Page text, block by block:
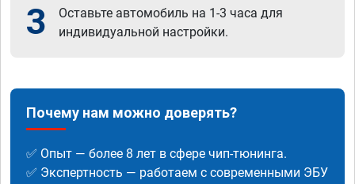
3
Оставьте автомобиль на 1-3 часа для
индивидуальной настройки.
Почему нам можно доверять?
✅ Опыт — более 8 лет в сфере чип-тюнинга.
✅ Экспертность — работаем с современными ЭБУ